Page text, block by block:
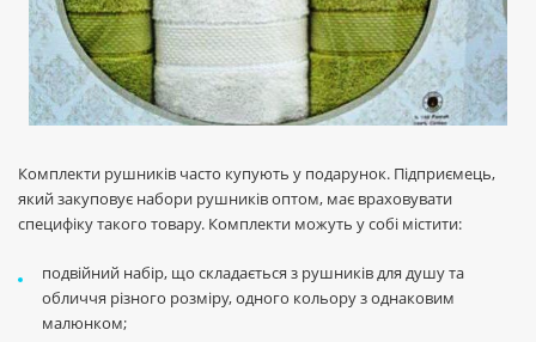
Комплекти рушників часто купують у подарунок. Підприємець,
який закуповує набори рушників оптом, має враховувати
специфіку такого товару. Комплекти можуть у собі містити:
подвійний набір, що складається з рушників для душу та
обличчя різного розміру, одного кольору з однаковим
малюнком;